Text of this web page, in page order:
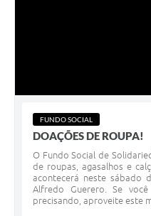
FUNDO SOCIAL
DOAÇÕES DE ROUPA!
O Fundo Social de
de roupas, agasalhos e
acontecerá neste sábado
Alfredo Guerero. Se
precisando, aproveite este